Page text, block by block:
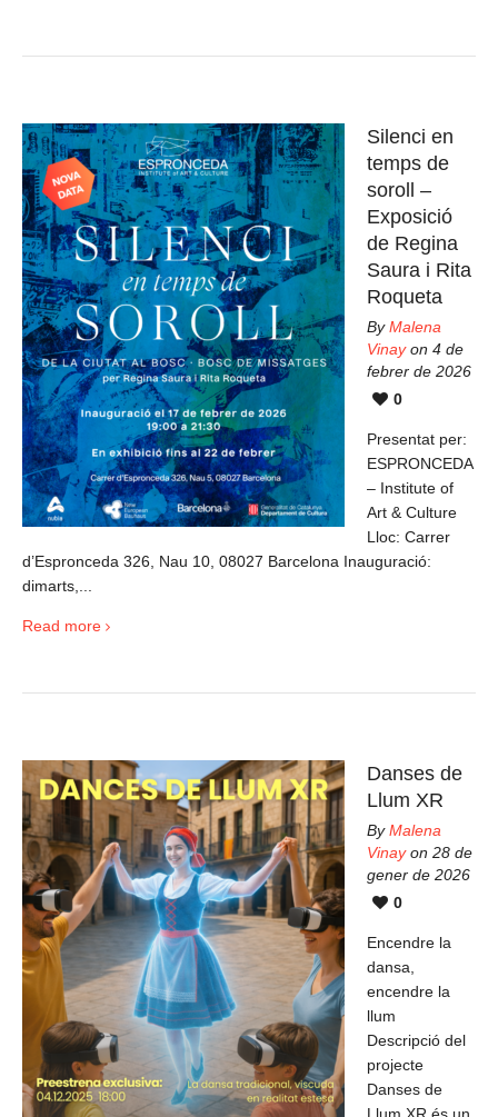
Silenci en
temps de
soroll –
Exposició
de Regina
Saura i Rita
Roqueta
ByMalena
Vinayon 4 de
febrer de 2026
0
Presentat per:
ESPRONCEDA
– Institute of
Art & Culture
Lloc: Carrer
d’Espronceda 326, Nau 10, 08027 Barcelona Inauguració:
dimarts,...
Read more
Danses de
Llum XR
ByMalena
Vinayon 28 de
gener de 2026
0
Encendre la
dansa,
encendre la
llum
Descripció del
projecte
Danses de